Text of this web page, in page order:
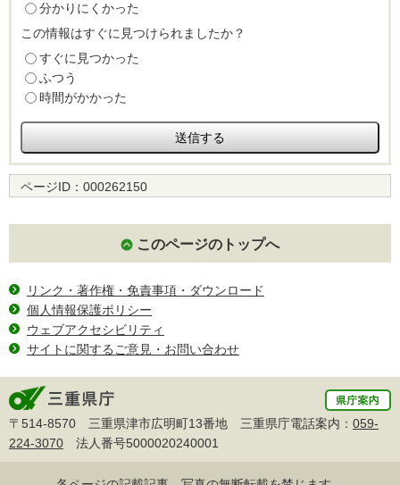
分かりにくかった
この情報はすぐに見つけられましたか？
すぐに見つかった
ふつう
時間がかかった
ページID： 000262150
このページのトップへ
リンク・著作権・免責事項・ダウンロード
個人情報保護ポリシー
ウェブアクセシビリティ
サイトに関するご意見・お問い合わせ
〒514-8570 三重県津市広明町13番地 三重県庁電話案内： 059-
224-3070 法人番号5000020240001